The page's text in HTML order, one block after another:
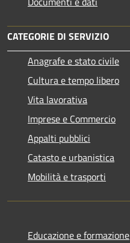
CATEGORIE DI SERVIZIO
Anagrafe e stato civile
Cultura e tempo libero
Vita lavorativa
Imprese e Commercio
Appalti pubblici
Catasto e urbanistica
Mobilità e trasporti
Educazione e formazione